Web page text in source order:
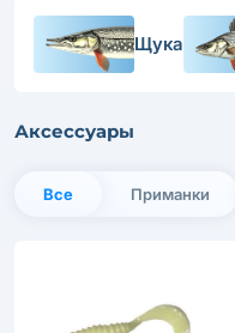
Щука
Аксессуары
Все Приманки